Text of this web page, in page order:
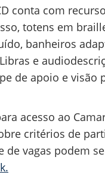
conta com
totens em
banheiros
e
de apoio e visão
acesso ao
critérios de
vagas podem